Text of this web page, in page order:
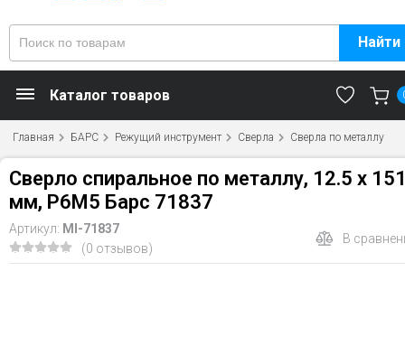
Найти
Каталог товаров
Главная БАРС Режущий инструмент Сверла Сверла по металлу
Сверло спиральное по металлу, 12.5 x
мм, Р6М5 Барс 71837
Артикул: MI-71837
(0 отзывов)
В